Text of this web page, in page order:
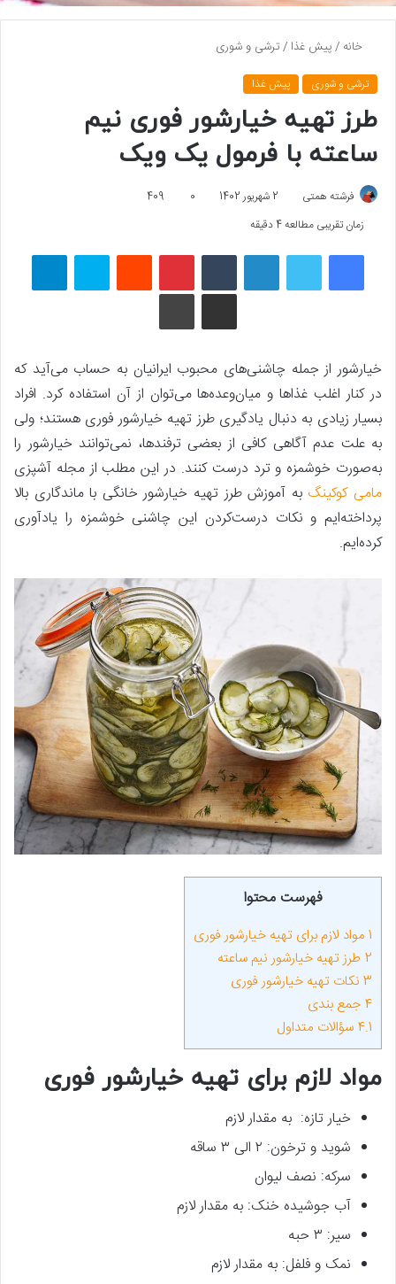
خانه /پیش غذا /ترشی و شوری
ترشی و شوری پیش غذا
طرز تهیه خیارشور فوری نیم
ساعته با فرمول یک ویک
فرشته همتی 2 شهریور 1402 0
409
زمان تقریبی مطالعه 4 دقیقه
فیسبوک لینکداین پینتریست اسکایپ
چاپ
خیارشور از جمله چاشنی‌های محبوب ایرانیان به حساب می‌آید که
در کنار اغلب غذاها و میان‌وعده‌ها می‌توان از آن استفاده کرد. افراد
بسیار زیادی به دنبال یادگیری طرز تهیه خیارشور فوری هستند؛ ولی
به علت عدم آگاهی کافی از بعضی ترفندها، نمی‌توانند خیارشور را
به‌صورت خوشمزه و ترد درست کنند. در این مطلب از مجله آشپزی
مامی کوکینگبه آموزش طرز تهیه خیارشور خانگی با ماندگاری بالا
پرداخته‌ایم و نکات درست‌کردن این چاشنی خوشمزه را یادآوری
کرده‌ایم.
فهرست محتوا
1 مواد لازم برای تهیه خیارشور فوری
2 طرز تهیه خیارشور نیم ساعته
3 نکات تهیه خیارشور فوری
4 جمع بندی
4.1 سؤالات متداول
مواد لازم برای تهیه خیارشور فوری
خیار تازه: به مقدار لازم
شوید و ترخون: ۲ الی ۳ ساقه
سرکه: نصف لیوان
آب جوشیده خنک: به مقدار لازم
سیر: ۳ حبه
نمک و فلفل: به مقدار لازم